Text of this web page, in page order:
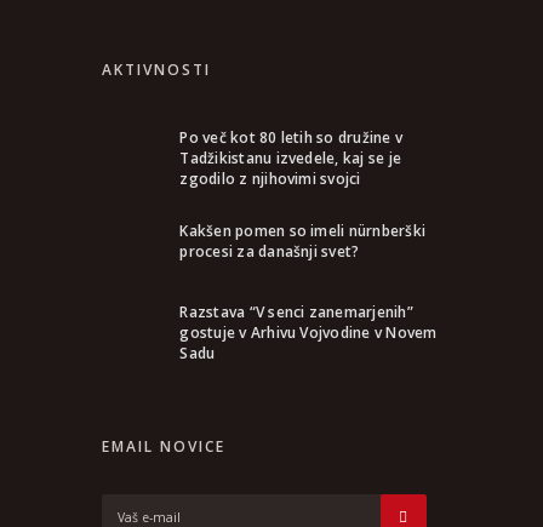
AKTIVNOSTI
Po več kot 80 letih so družine v
Tadžikistanu izvedele, kaj se je
zgodilo z njihovimi svojci
Kakšen pomen so imeli nürnberški
procesi za današnji svet?
Razstava “V senci zanemarjenih”
gostuje v Arhivu Vojvodine v Novem
Sadu
EMAIL NOVICE